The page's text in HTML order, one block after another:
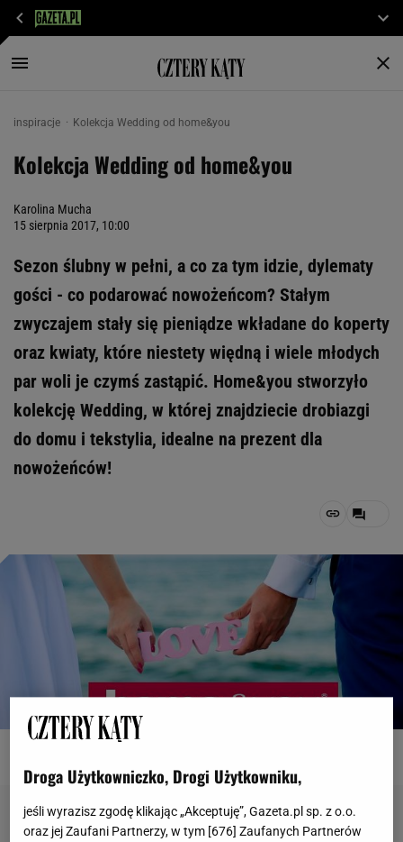
inspiracje Kolekcja Wedding od home&you
Kolekcja Wedding od home&you
Karolina Mucha
15 sierpnia 2017, 10:00
Sezon ślubny w pełni, a co za tym idzie, dylematy
gości - co podarować nowożeńcom? Stałym
zwyczajem stały się pieniądze wkładane do koperty
oraz kwiaty, które niestety więdną i wiele młodych
par woli je czymś zastąpić. Home&you stworzyło
kolekcję Wedding, w której znajdziecie drobiazgi
do domu i tekstylia, idealne na prezent dla
nowożeńców!
Fot. Home&you, kolaż ładnydom
Droga Użytkowniczko, Drogi Użytkowniku,
jeśli wyrazisz zgodę klikając „Akceptuję”, Gazeta.pl sp. z o.o.
oraz jej Zaufani Partnerzy, w tym [ 676 ] Zaufanych Partnerów